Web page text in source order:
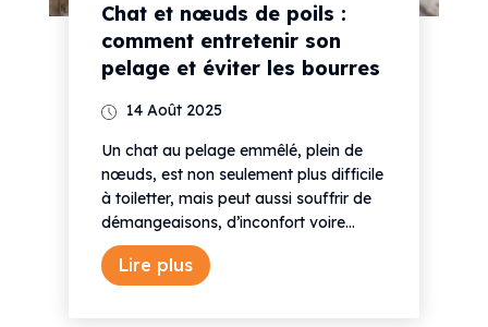
Chat et nœuds de poils :
comment entretenir son
pelage et éviter les bourres
14 Août 2025
Un chat au pelage emmêlé, plein de
nœuds, est non seulement plus difficile
à toiletter, mais peut aussi souffrir de
démangeaisons, d’inconfort voire...
Lire plus